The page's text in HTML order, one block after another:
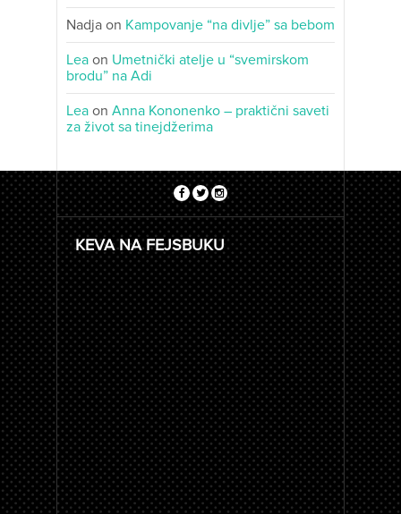
Nadja on Kampovanje “na divlje” sa bebom
Lea on Umetnički atelje u “svemirskom
brodu” na Adi
Lea on Anna Kononenko – praktični saveti
za život sa tinejdžerima
KEVA NA FEJSBUKU